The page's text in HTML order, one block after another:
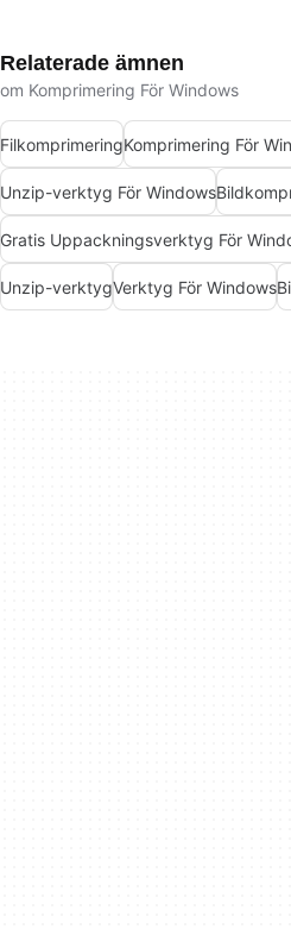
Relaterade ämnen
om Komprimering För Windows
FilkomprimeringKomprimering För
Unzip-verktyg För Windows
Gratis Uppackningsverktyg För
Unzip-verktygVerktyg För Windows